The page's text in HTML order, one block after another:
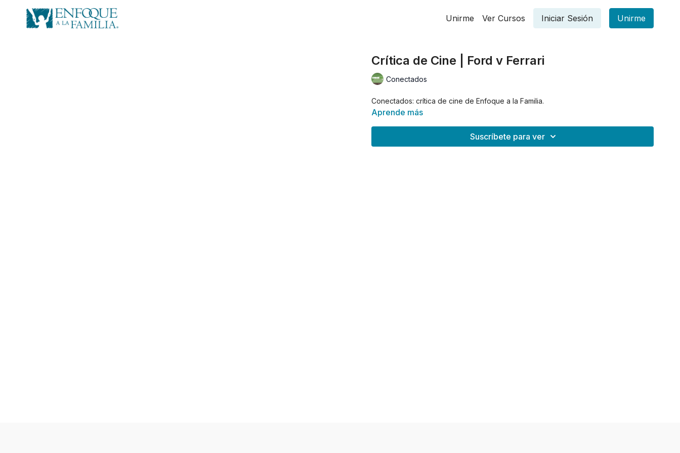
Unirme Ver Cursos Iniciar Sesión Unirme
Crítica de Cine | Ford v Ferrari
Conectados
Conectados: crítica de cine de Enfoque a la Familia.
Aprende más
Suscríbete para ver